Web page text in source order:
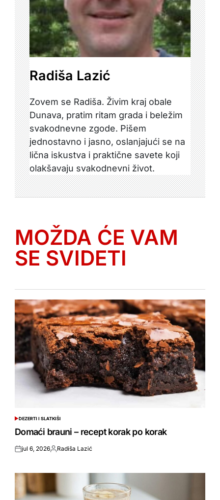
Radiša Lazić
Zovem se Radiša. Živim kraj obale
Dunava, pratim ritam grada i beležim
svakodnevne zgode. Pišem
jednostavno i jasno, oslanjajući se na
lična iskustva i praktične savete koji
olakšavaju svakodnevni život.
MOŽDA ĆE VAM
SE SVIDETI
POSTED
IN
DEZERTI I SLATKIŠI
Domaći brauni – recept korak po korak
Objavljeno
jul 6, 2026Objavio
Radiša Lazić